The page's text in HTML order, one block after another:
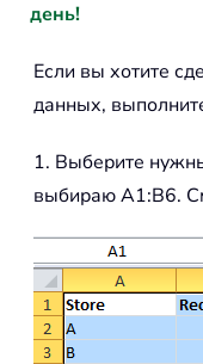
день!
Если вы хотите
данных,
1. Выберите
выбираю A1:B6.